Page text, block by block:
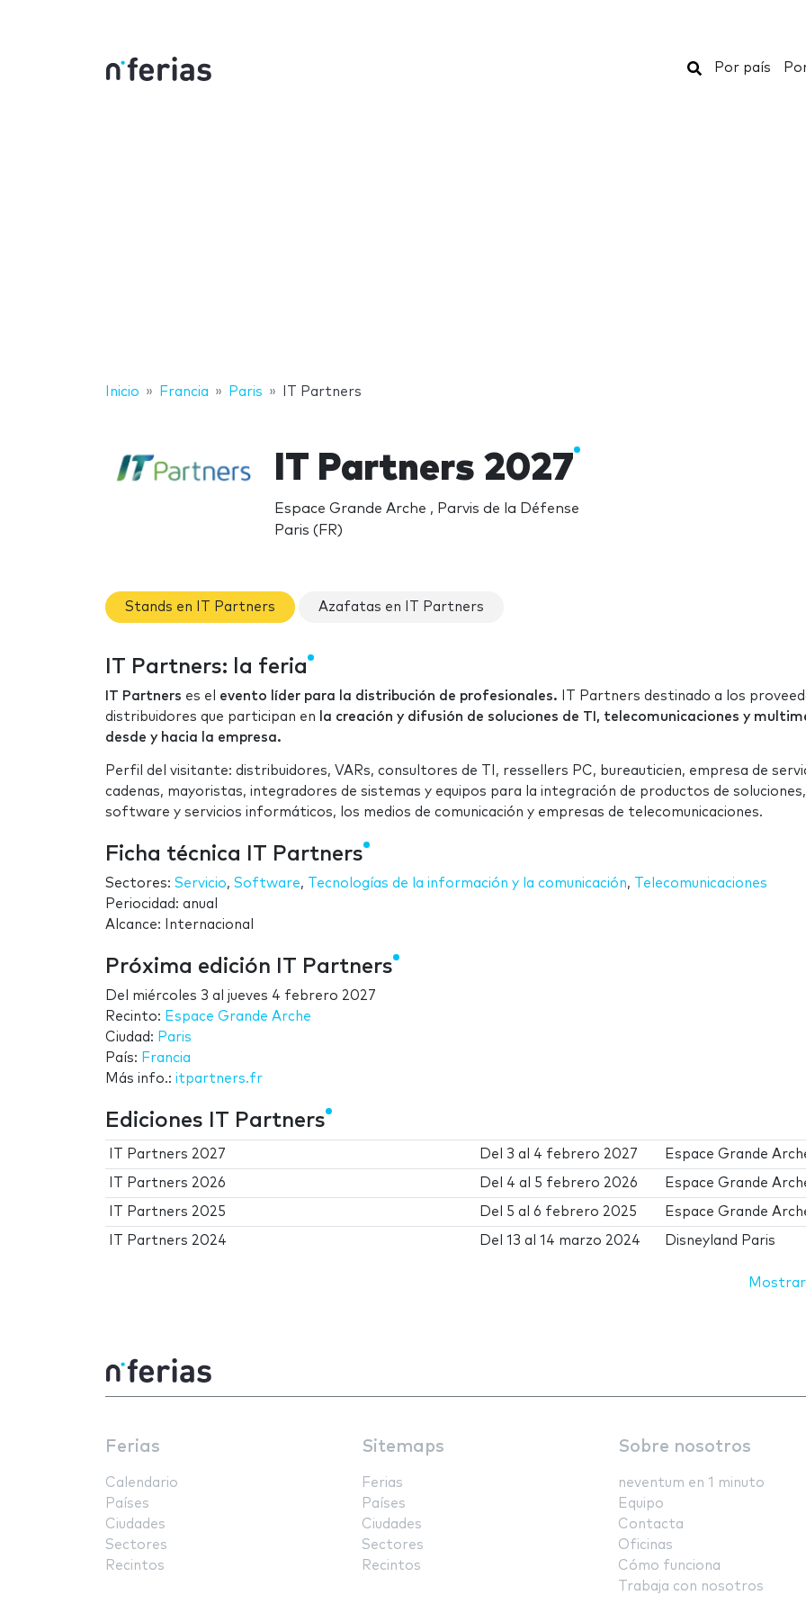
Buscar
Por país
Inicio Francia Paris IT Partners
IT Partners 2027
Espace Grande Arche , Parvis de la Défense
Paris (FR)
Stands en IT Partners Azafatas en IT Partners
IT Partners: la feria
IT Partners es el evento líder para la distribución de profesionales. IT Partners destinado a los
distribuidores que participan en
la creación y difusión de soluciones de TI, telecomunicaciones y
desde y hacia la empresa.
Perfil del visitante: distribuidores, VARs, consultores de TI, ressellers PC, bureauticien, empresa de
cadenas, mayoristas, integradores de sistemas y equipos para la integración de productos de soluciones,
software y servicios informáticos, los medios de comunicación y empresas de telecomunicaciones.
Ficha técnica IT Partners
Sectores: Servicio, Software, Tecnologías de la información y la comunicación,
Telecomunicaciones
Periocidad: anual
Alcance: Internacional
Próxima edición IT Partners
Del miércoles 3 al jueves 4 febrero 2027
Recinto: Espace Grande Arche
Ciudad: Paris
País: Francia
Más info.: itpartners.fr
Ediciones IT Partners
IT Partners 2027 Del 3 al 4 febrero 2027 Espace Grande
IT Partners 2026 Del 4 al 5 febrero 2026 Espace Grande
IT Partners 2025 Del 5 al6 febrero 2025 Espace Grande
IT Partners 2024 Del13 al14 marzo 2024 Disneyland Paris
Ferias
Calendario
Países
Ciudades
Sectores
Recintos
Sitemaps
Ferias
Países
Ciudades
Sectores
Recintos
Sobre nosotros
neventum en 1 minuto
Equipo
Contacta
Oficinas
Cómo funciona
Trabaja con nosotros